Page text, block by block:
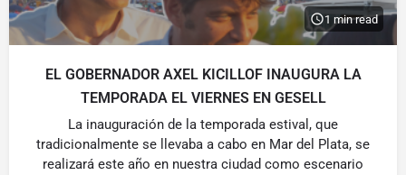
1 min read
EL GOBERNADOR AXEL KICILLOF INAUGURA LA
TEMPORADA EL VIERNES EN GESELL
La inauguración de la temporada estival, que
tradicionalmente se llevaba a cabo en Mar del Plata, se
realizará este año en nuestra ciudad como escenario